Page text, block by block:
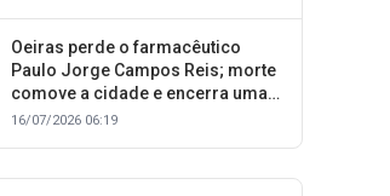
Oeiras perde o farmacêutico
Paulo Jorge Campos Reis; morte
comove a cidade e encerra uma
trajetória dedicada ao cuidado
16/07/2026 06:19